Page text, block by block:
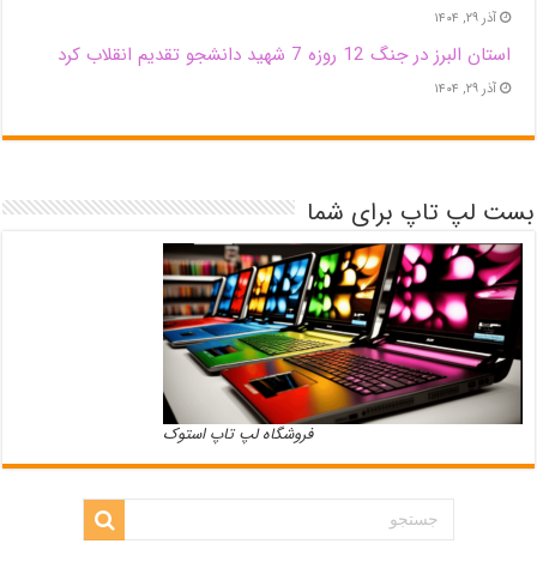
آذر ۲۹, ۱۴۰۴
استان البرز در جنگ 12 روزه 7 شهید دانشجو تقدیم انقلاب کرد
آذر ۲۹, ۱۴۰۴
بست لپ تاپ برای شما
فروشگاه لپ تاپ استوک